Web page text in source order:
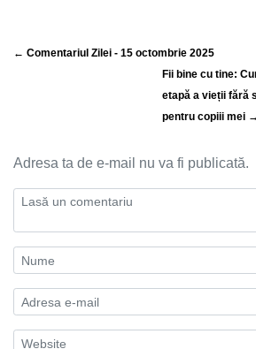
← Comentariul Zilei - 15 octombrie 2025
Fii bine cu tine:
etapă a vieții fără
pentru copiii mei →
Adresa ta de e-mail nu va fi publicată.